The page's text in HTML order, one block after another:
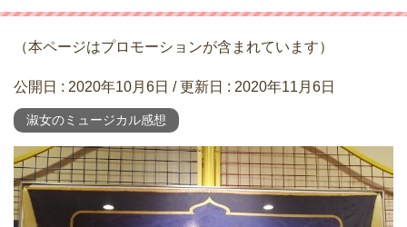
（本ページはプロモーションが含まれています）
公開日 : 2020年10月6日 / 更新日 : 2020年11月6日
淑女のミュージカル感想